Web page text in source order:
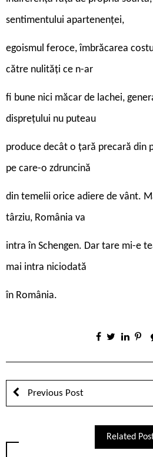
sentimentului apartenenței,
egoismul feroce, îmbrăcarea
către nulități ce n-ar
fi bune nici măcar de lachei,
disprețului nu puteau
produce decât o țară precară din
pe care-o zdruncină
din temelii orice adiere de vânt.
târziu, România va
intra în Schengen. Dar tare mi-e
mai intra niciodată
în România.
Previous Post
Related